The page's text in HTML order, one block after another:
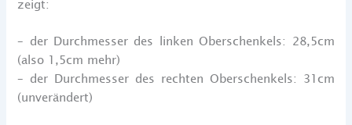
zeigt:
– der Durchmesser des linken Oberschenkels: 28,5cm
(also 1,5cm mehr)
– der Durchmesser des rechten Oberschenkels: 31cm
(unverändert)